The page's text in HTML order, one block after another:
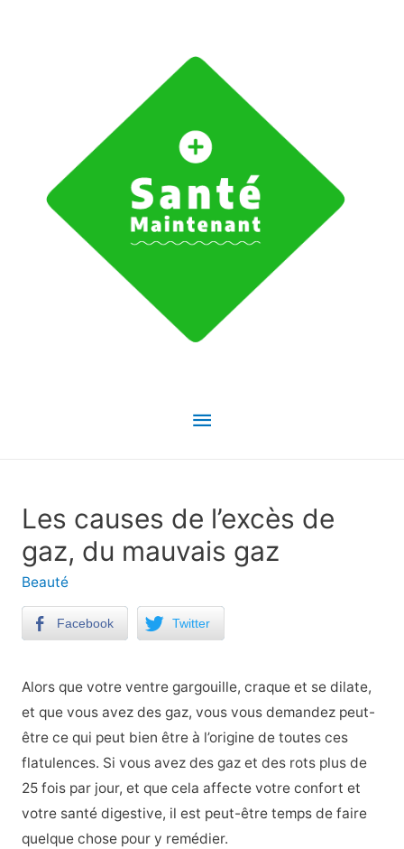
Menu
Les causes de l’excès de
gaz, du mauvais gaz
Beauté
Facebook Twitter
Alors que votre ventre gargouille, craque et se dilate,
et que vous avez des gaz, vous vous demandez peut-
être ce qui peut bien être à l’origine de toutes ces
flatulences. Si vous avez des gaz et des rots plus de
25 fois par jour, et que cela affecte votre confort et
votre santé digestive, il est peut-être temps de faire
quelque chose pour y remédier.